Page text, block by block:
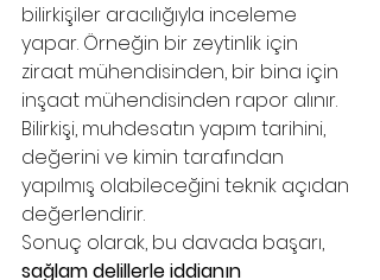
bilirkişiler aracılığıyla inceleme
yapar. Örneğin bir zeytinlik için
ziraat mühendisinden, bir bina için
inşaat mühendisinden rapor alınır.
Bilirkişi, muhdesatın yapım tarihini,
değerini ve kimin tarafından
yapılmış olabileceğini teknik açıdan
değerlendirir.
Sonuç olarak, bu davada başarı,
sağlam delillerle iddianın